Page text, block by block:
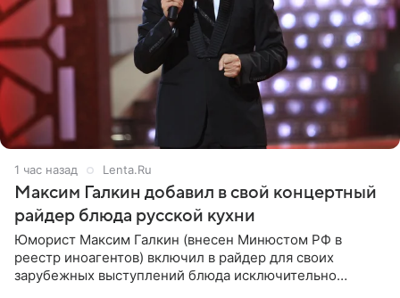
1 час назад Lenta.Ru
Максим Галкин добавил в свой концертный
райдер блюда русской кухни
Юморист Максим Галкин (внесен Минюстом РФ в
реестр иноагентов) включил в райдер для своих
зарубежных выступлений блюда исключительно